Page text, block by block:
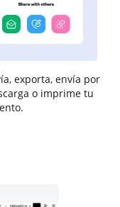
exporta, envía por
o imprime tu